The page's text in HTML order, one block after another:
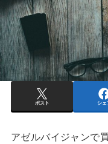
ポスト シェ
アゼルバイジャンで